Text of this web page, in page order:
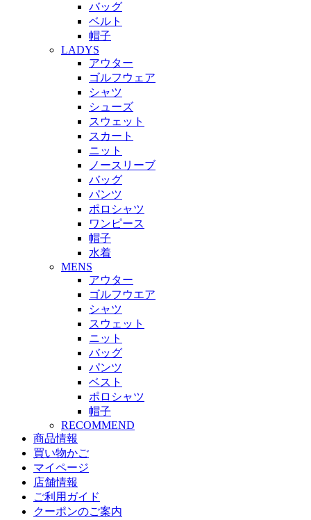
バッグ
ベルト
帽子
LADYS
アウター
ゴルフウェア
シャツ
シューズ
スウェット
スカート
ニット
ノースリーブ
バッグ
パンツ
ポロシャツ
ワンピース
帽子
水着
MENS
アウター
ゴルフウエア
シャツ
スウェット
ニット
バッグ
パンツ
ベスト
ポロシャツ
帽子
RECOMMEND
商品情報
買い物かご
マイページ
店舗情報
ご利用ガイド
クーポンのご案内